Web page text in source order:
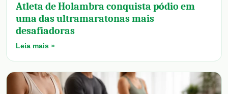
Atleta de Holambra conquista pódio em
uma das ultramaratonas mais
desafiadoras
Leia mais »